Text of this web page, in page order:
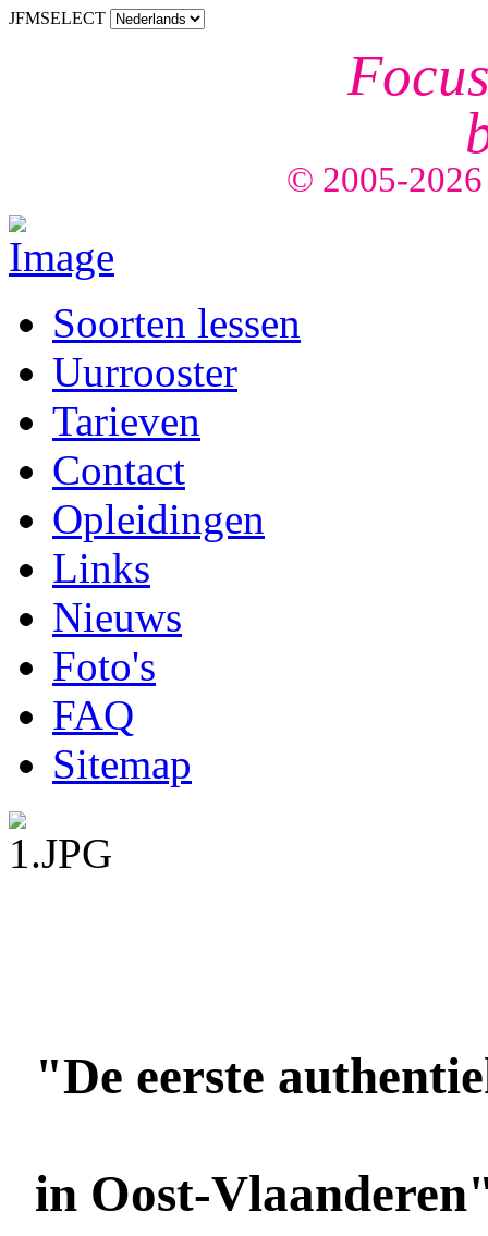
JFMSELECT
© 2005-2026
Soorten lessen
Uurrooster
Tarieven
Contact
Opleidingen
Links
Nieuws
Foto's
FAQ
Sitemap
"De eerste
in Oost-